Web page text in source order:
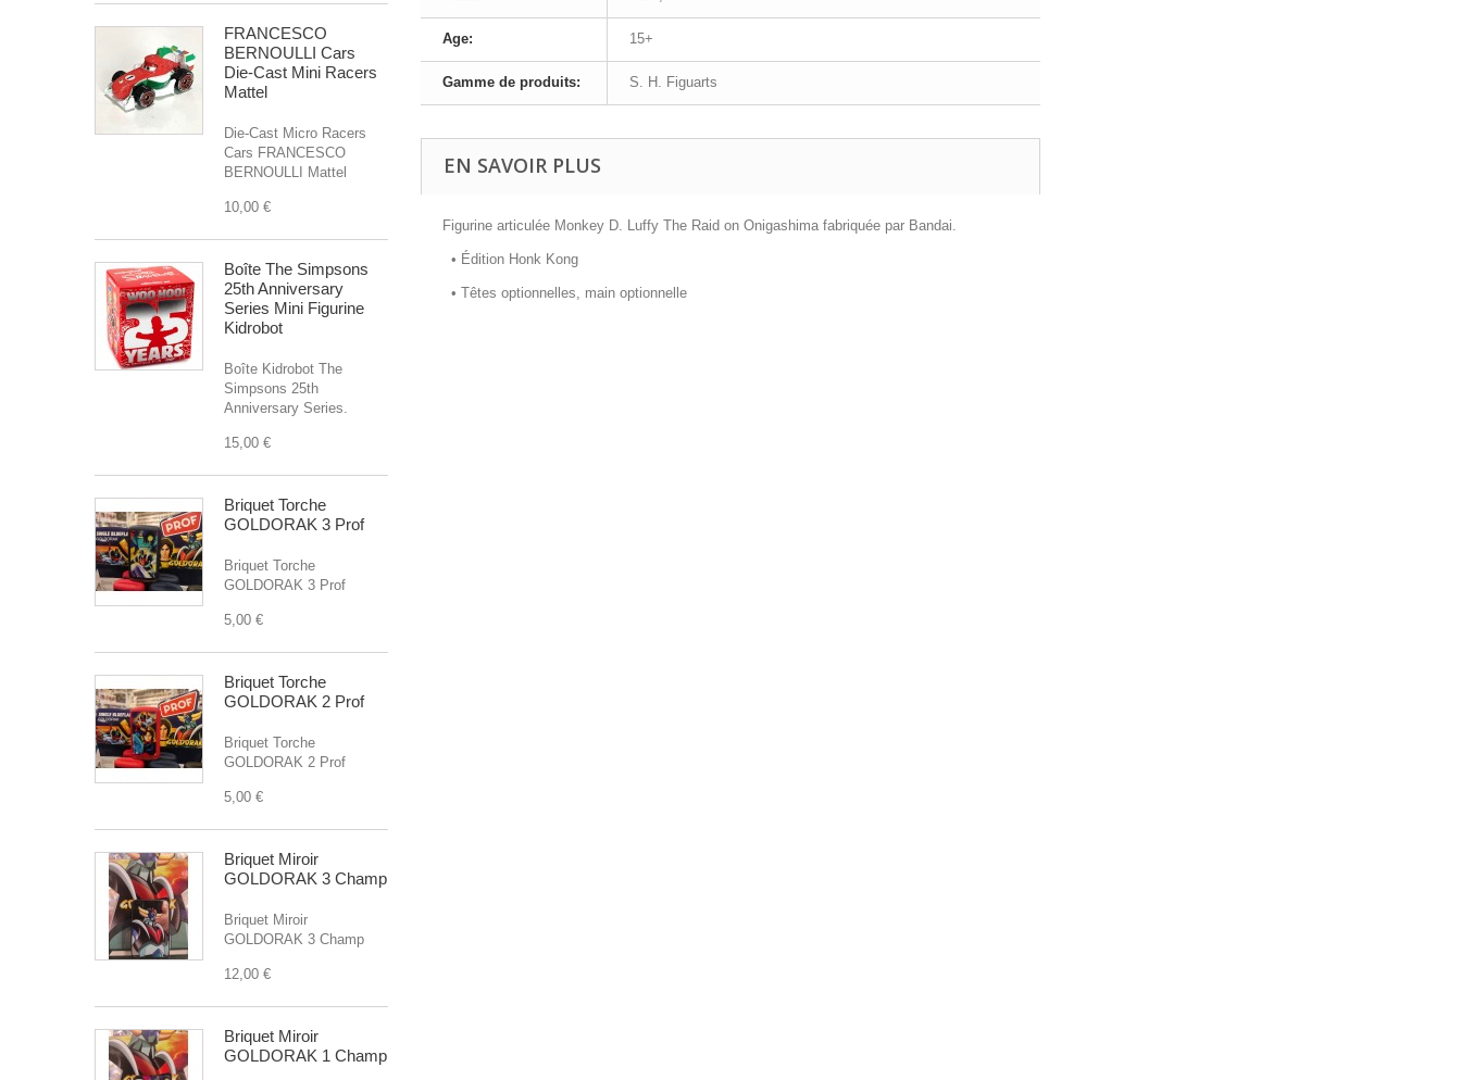
FRANCESCO
BERNOULLI Cars
Die-Cast Mini Racers
Mattel
Die-Cast Micro Racers
Cars FRANCESCO
BERNOULLI Mattel
10,00 €
Boîte The Simpsons
25th Anniversary
Series Mini Figurine
Kidrobot
Boîte Kidrobot The
Simpsons 25th
Anniversary Series.
15,00 €
Briquet Torche
GOLDORAK 3 Prof
Briquet Torche
GOLDORAK 3 Prof
5,00 €
Briquet Torche
GOLDORAK 2 Prof
Briquet Torche
GOLDORAK 2 Prof
5,00 €
Briquet Miroir
GOLDORAK 3 Champ
Briquet Miroir
GOLDORAK 3 Champ
12,00 €
Briquet Miroir
GOLDORAK 1 Champ
Age: 15+
Gamme de produits: S. H. Figuarts
EN SAVOIR PLUS
Figurine articulée Monkey D. Luffy The Raid on Onigashima fabriquée par Bandai.
• Édition Honk Kong
• Têtes optionnelles, main optionnelle